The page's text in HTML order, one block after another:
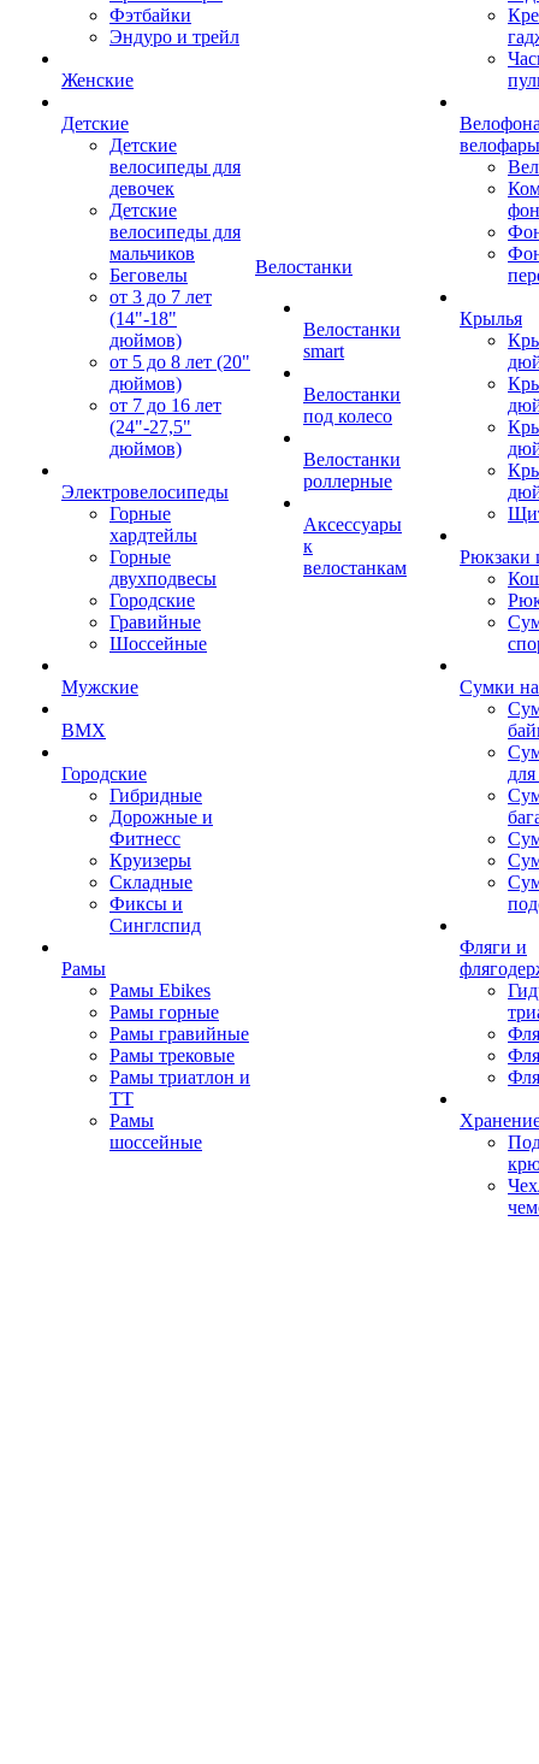
Фэтбайки
Эндуро и трейл
Женские
Детские
Детские
велосипеды для
девочек
Детские
велосипеды для
мальчиков
Беговелы
от 3 до 7 лет
(14"-18"
дюймов)
от 5 до 8 лет (20"
дюймов)
от 7 до 16 лет
(24"-27,5"
дюймов)
Электровелосипеды
Горные
хардтейлы
Горные
двухподвесы
Городские
Гравийные
Шоссейные
Мужские
BMX
Городские
Гибридные
Дорожные и
Фитнесс
Круизеры
Складные
Фиксы и
Синглспид
Рамы
Рамы Ebikes
Рамы горные
Рамы гравийные
Рамы трековые
Рамы триатлон и
ТТ
Рамы
шоссейные
Велостанки
Велостанки
smart
Велостанки
под колесо
Велостанки
роллерные
Аксессуары
к
велостанкам
велофары
Крылья
Рюкзаки
Сумки
Фляги и